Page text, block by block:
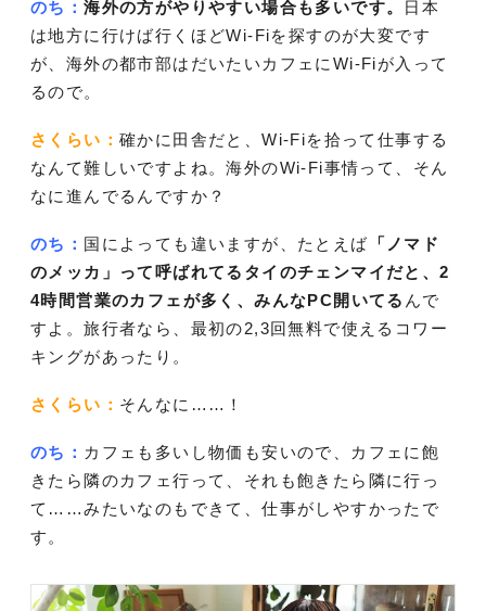
のち：海外の方がやりやすい場合も多いです。 日本
は地方に行けば行くほどWi-Fiを探すのが大変です
が、海外の都市部はだいたいカフェにWi-Fiが入って
るので。
さくらい： 確かに田舎だと、Wi-Fiを拾って仕事する
なんて難しいですよね。海外のWi-Fi事情って、そん
なに進んでるんですか？
のち： 国によっても違いますが、たとえば 「ノマド
のメッカ」って呼ばれてるタイのチェンマイだと、2
4時間営業のカフェが多く、みんなPC開いてる んで
すよ。旅行者なら、最初の2,3回無料で使えるコワー
キングがあったり。
さくらい： そんなに……！
のち： カフェも多いし物価も安いので、カフェに飽
きたら隣のカフェ行って、それも飽きたら隣に行っ
て……みたいなのもできて、仕事がしやすかったで
す。